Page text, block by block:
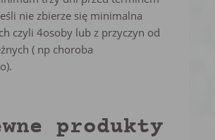
nie zbierze się minimalna
czyli 4osoby lub z przyczyn od
( np choroba
produkty